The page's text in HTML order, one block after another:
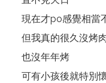
現在才po感覺相當
但我真的很久沒烤
也沒年年烤
可有小孩後就特別